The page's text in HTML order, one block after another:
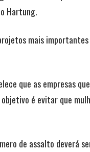
Hartung.
mais
que as empresas
é evitar que
de assalto deverá